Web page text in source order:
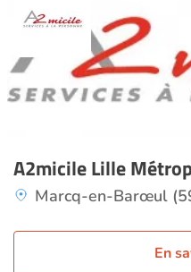
A2micile Lille
Marcq-en-Barœul
En